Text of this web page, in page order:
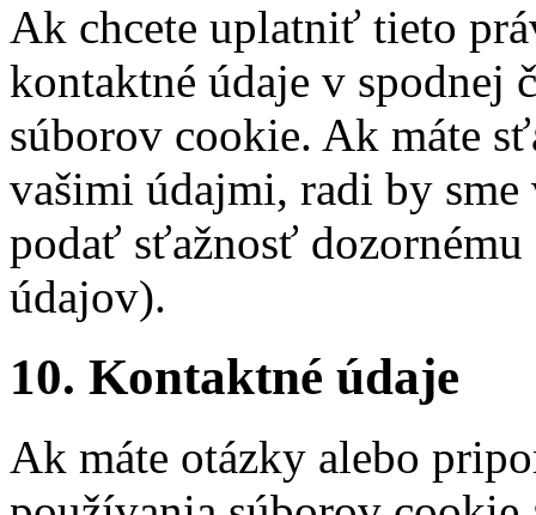
Ak chcete uplatniť tieto
kontaktné údaje v spodnej
súborov cookie. Ak máte
vašimi údajmi, radi by sme
podať sťažnosť dozornému
údajov).
10. Kontaktné údaje
Ak máte otázky alebo